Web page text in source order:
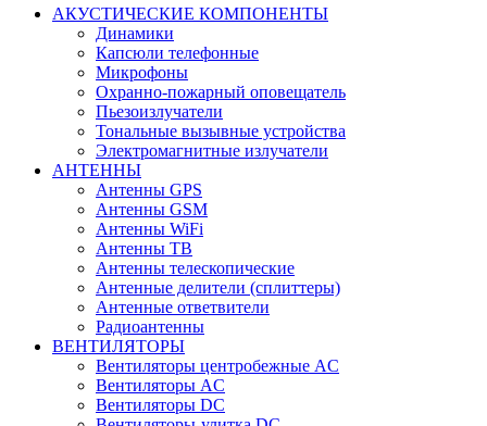
АКУСТИЧЕСКИЕ КОМПОНЕНТЫ
Динамики
Капсюли телефонные
Микрофоны
Охранно-пожарный оповещатель
Пьезоизлучатели
Тональные вызывные устройства
Электромагнитные излучатели
АНТЕННЫ
Антенны GPS
Антенны GSM
Антенны WiFi
Антенны ТВ
Антенны телескопические
Антенные делители (сплиттеры)
Антенные ответвители
Радиоантенны
ВЕНТИЛЯТОРЫ
Вентиляторы центробежные AC
Вентиляторы AC
Вентиляторы DC